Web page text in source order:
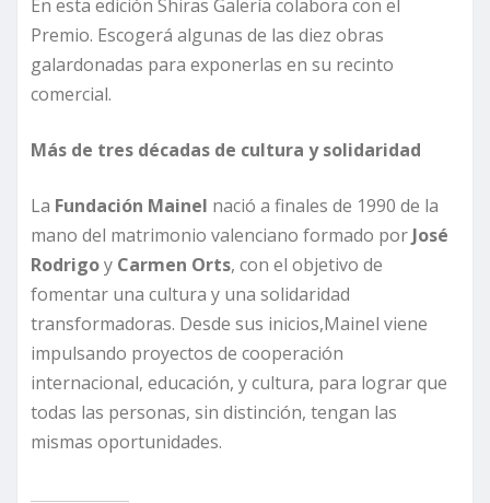
En esta edición Shiras Galería colabora con el
Premio. Escogerá algunas de las diez obras
galardonadas para exponerlas en su recinto
comercial.
Más de tres décadas de cultura y solidaridad
La Fundación Mainel nació a finales de 1990 de la
mano del matrimonio valenciano formado por José
Rodrigoy Carmen Orts, con el objetivo de
fomentar una cultura y una solidaridad
transformadoras. Desde sus inicios,Mainel viene
impulsando proyectos de cooperación
internacional, educación, y cultura, para lograr que
todas las personas, sin distinción, tengan las
mismas oportunidades.